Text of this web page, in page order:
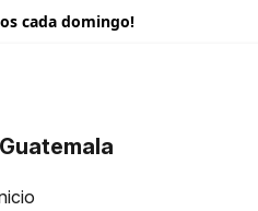
cada domingo!